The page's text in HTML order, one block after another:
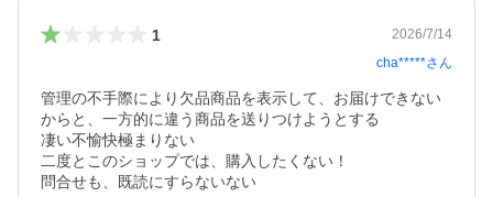
1
2026/7/14
cha*****さん
管理の不手際により欠品商品を表示して、お届けできない
からと、一方的に違う商品を送りつけようとする
凄い不愉快極まりない
二度とこのショップでは、購入したくない！
問合せも、既読にすらないない